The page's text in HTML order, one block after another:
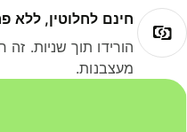
חינם לחלוטין, ללא
הורידו תוך שניות. זה
מעצבנות.